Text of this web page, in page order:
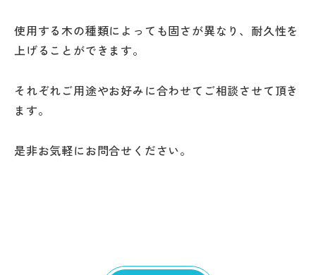
使用する木の種類によっても固さが異なり、耐久性を
上げることができます。
それぞれご用途やお好みに合わせてご相談させて頂き
ます。
是非お気軽にお問合せください。